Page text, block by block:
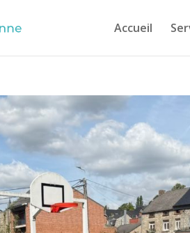
Accueil